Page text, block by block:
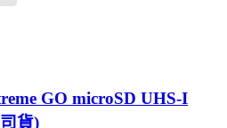
GO microSD UHS-I
貨)